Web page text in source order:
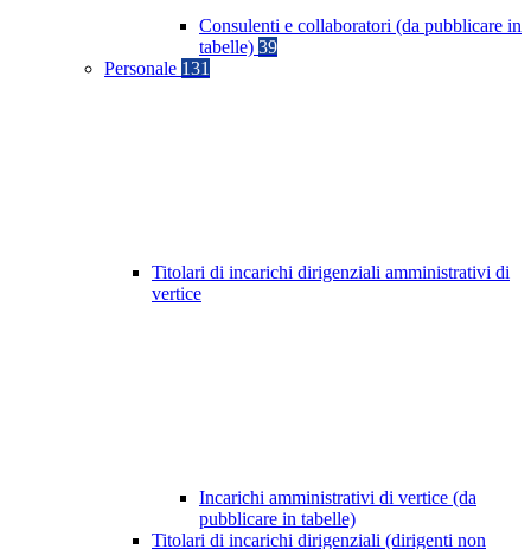
Consulenti e collaboratori (da pubblicare in
tabelle) 39
Personale 131
Titolari di incarichi dirigenziali amministrativi di
vertice
Incarichi amministrativi di vertice (da
pubblicare in tabelle)
Titolari di incarichi dirigenziali (dirigenti non